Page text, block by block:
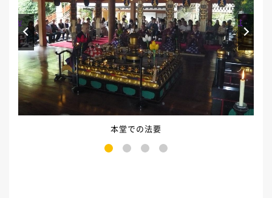
本堂での法要
3 4
Prev Next